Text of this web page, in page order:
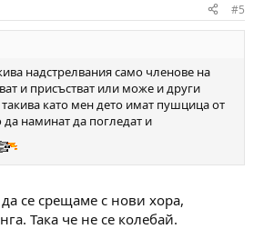
#5
надстрелвания само членове на
и присъстват или може и други
като мен дето имат пушцица от
наминат да погледат и
се срещаме с нови хора,
Така че не се колебай.